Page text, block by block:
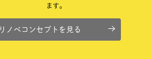
ます。
リノベコンセプトを見る